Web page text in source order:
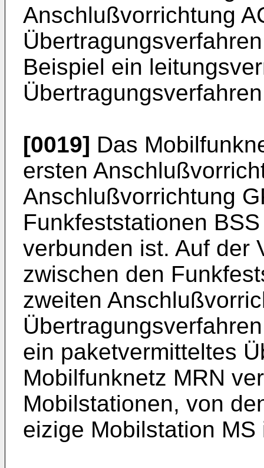
Anschlußvorrichtung
Beispiel ein
[0019] Das
ersten
Anschlußvorrichtung
Funkfeststationen
verbunden ist. Auf der
zwischen den
zweiten
ein paketvermitteltes
Mobilfunknetz MRN
Mobilstationen, von
eizige Mobilstation